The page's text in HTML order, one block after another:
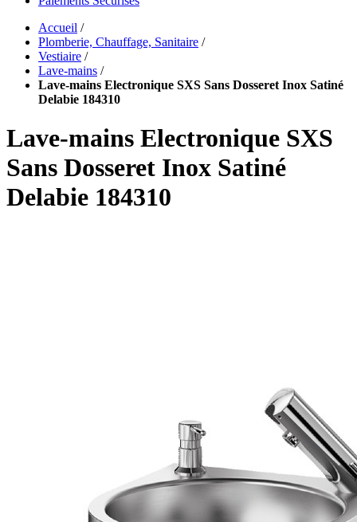
Accueil /
Plomberie, Chauffage, Sanitaire /
Vestiaire /
Lave-mains /
Lave-mains Electronique SXS Sans Dosseret Inox Satiné
Delabie 184310
Lave-mains Electronique SXS
Sans Dosseret Inox Satiné
Delabie 184310